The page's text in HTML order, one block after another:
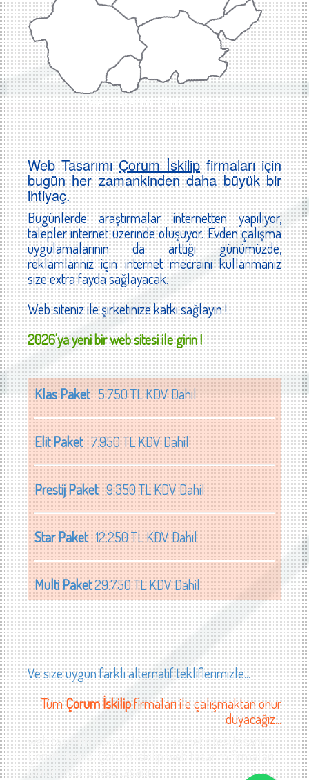
Web Tasarımı Çorum İskilip
Web TasarımıÇorum İskilipfirmaları için
bugün her zamankinden daha büyük bir
ihtiyaç.
Bugünlerde araştırmalar internetten yapılıyor,
talepler internet üzerinde oluşuyor. Evden çalışma
uygulamalarının da arttığı günümüzde,
reklamlarınız için internet mecraını kullanmanız
size extra fayda sağlayacak.
Web siteniz ile şirketinize katkı sağlayın !...
2026'ya yeni bir web sitesi ile girin !
Klas Paket5.750 TL KDV Dahil
Elit Paket7.950 TL KDV Dahil
Prestij Paket9.350 TL KDV Dahil
Star Paket12.250 TL KDV Dahil
Multi Paket29.750 TL KDV Dahil
Ve size uygun farklı alternatif tekliflerimizle...
TümÇorum İskilipfirmaları ile çalışmaktan onur
duyacağız...
web tasarımı Çorum İskilip, internet sitesi tasarımı
Çorum İskilip, Çorum İskilip web tasarım firmaları,
Çorum İskilip web tasarımı